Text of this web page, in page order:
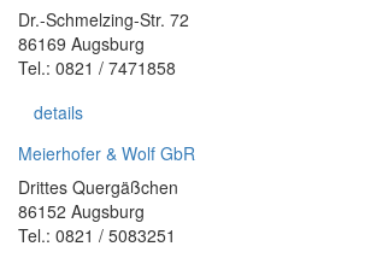
Dr.-Schmelzing-Str. 72
86169 Augsburg
Tel.: 0821 / 7471858
details
Meierhofer & Wolf GbR
Drittes Quergäßchen
86152 Augsburg
Tel.: 0821 / 5083251